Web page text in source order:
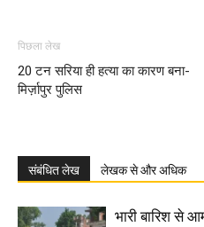
पिछला लेख
20 टन सरिया ही हत्या का कारण बना-
मिर्ज़ापुर पुलिस
संबंधित लेख लेखक से और अधिक
भारी बारिश से